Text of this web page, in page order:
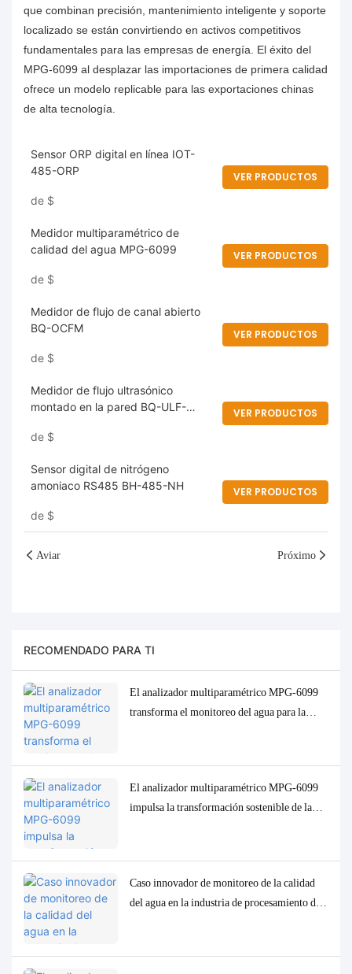
que combinan precisión, mantenimiento inteligente y soporte
localizado se están convirtiendo en activos competitivos
fundamentales para las empresas de energía. El éxito del
MPG-6099 al desplazar las importaciones de primera calidad
ofrece un modelo replicable para las exportaciones chinas
de alta tecnología.
Sensor ORP digital en línea IOT-
485-ORP
de $
VER PRODUCTOS
Medidor multiparamétrico de
calidad del agua MPG-6099
de $
VER PRODUCTOS
Medidor de flujo de canal abierto
BQ-OCFM
de $
VER PRODUCTOS
Medidor de flujo ultrasónico
montado en la pared BQ-ULF-
de $
VER PRODUCTOS
Sensor digital de nitrógeno
amoniaco RS485 BH-485-NH
de $
VER PRODUCTOS
Aviar Próximo
RECOMENDADO PARA TI
El analizador multiparamétrico MPG-6099
transforma el monitoreo del agua para la
El analizador multiparamétrico MPG-6099
impulsa la transformación sostenible de la
Caso innovador de monitoreo de la calidad
del agua en la industria de procesamiento de